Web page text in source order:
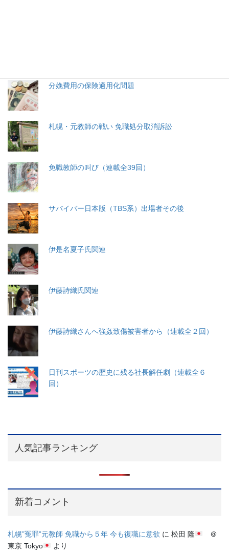
分娩費用の保険適用化問題
札幌・元教師の戦い 免職処分取消訴訟
免職教師の叫び（連載全39回）
サバイバー日本版（TBS系）出場者その後
伊是名夏子氏関連
伊藤詩織氏関連
伊藤詩織さんへ強姦致傷被害者から（連載全２回）
日刊スポーツの歴史に残る社長解任劇（連載全６
回）
人気記事ランキング
新着コメント
札幌”冤罪”元教師 免職から５年 今も復職に意欲 に 松田 隆
＠
東京 Tokyo
より